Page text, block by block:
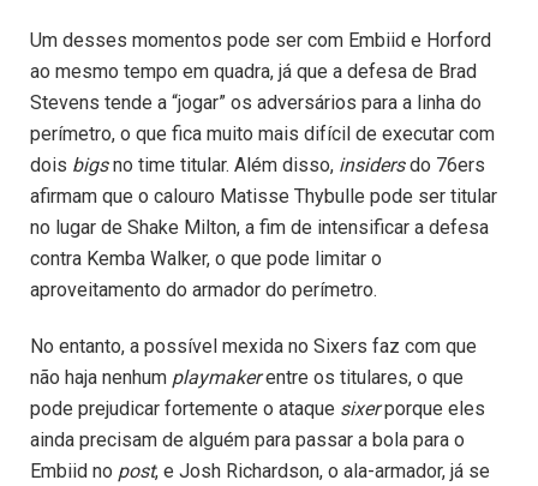
Um desses momentos pode ser com Embiid e Horford
ao mesmo tempo em quadra, já que a defesa de Brad
Stevens tende a “jogar” os adversários para a linha do
perímetro, o que fica muito mais difícil de executar com
dois bigsno time titular. Além disso, insidersdo 76ers
afirmam que o calouro Matisse Thybulle pode ser titular
no lugar de Shake Milton, a fim de intensificar a defesa
contra Kemba Walker, o que pode limitar o
aproveitamento do armador do perímetro.
No entanto, a possível mexida no Sixers faz com que
não haja nenhum playmakerentre os titulares, o que
pode prejudicar fortemente o ataque sixerporque eles
ainda precisam de alguém para passar a bola para o
Embiid no post, e Josh Richardson, o ala-armador, já se